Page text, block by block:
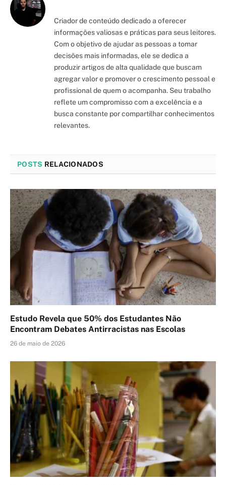
Criador de conteúdo dedicado a oferecer
informações valiosas e práticas para seus leitores.
Com o objetivo de ajudar as pessoas a tomar
decisões mais informadas, ele se dedica a
produzir artigos de alta qualidade que buscam
agregar valor e promover o crescimento pessoal e
profissional de quem o acompanha. Seu trabalho
reflete um compromisso com a excelência e a
busca constante por compartilhar conhecimentos
relevantes.
POSTS RELACIONADOS
Estudo Revela que 50% dos Estudantes Não
Encontram Debates Antirracistas nas Escolas
26 de maio de 2026